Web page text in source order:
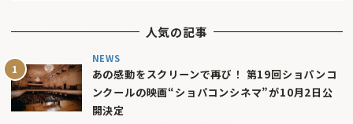
人気の記事
NEWS
あの感動をスクリーンで再び！ 第19回ショパンコ
ンクールの映画“ショパコンシネマ”が10月2日公
開決定